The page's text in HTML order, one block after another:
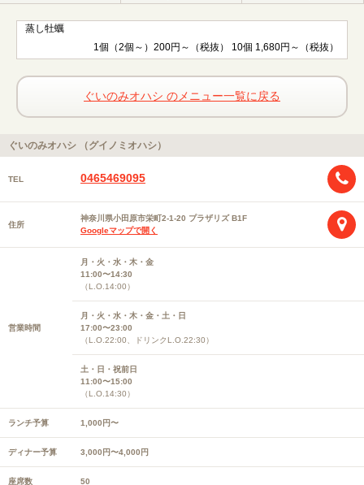
蒸し牡蠣
1個（2個～）200円～（税抜） 10個 1,680円～（税抜）
ぐいのみオハシ のメニュー一覧に戻る
ぐいのみオハシ （グイノミオハシ）
TEL 0465469095
住所
神奈川県小田原市栄町2-1-20 プラザリズ B1F
Googleマップで開く
営業時間
月・火・水・木・金
11:00〜14:30
（L.O.14:00）
月・火・水・木・金・土・日
17:00〜23:00
（L.O.22:00、ドリンクL.O.22:30）
土・日・祝前日
11:00〜15:00
（L.O.14:30）
ランチ予算 1,000円〜
ディナー予算 3,000円〜4,000円
座席数 50